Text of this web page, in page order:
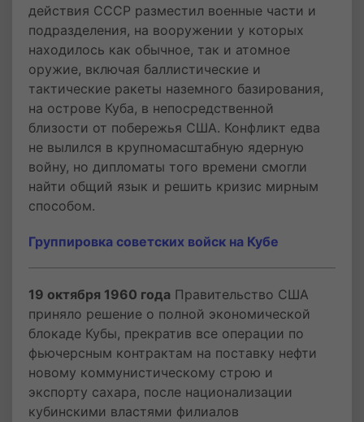
действия СССР разместил военные части и
подразделения, на вооружении у которых
находилось как обычное, так и атомное
оружие, включая баллистические и
тактические ракеты наземного базирования,
на острове Куба, в непосредственной
близости от побережья США. Конфликт едва
не вылился в крупномасштабную ядерную
войну, но дипломаты того времени смогли
найти общий язык и решить кризис мирным
способом.
Группировка советских войск на Кубе
19 октября 1960 года Правительство США
приняло решение о полной экономической
блокаде Кубы, прекратив все операции по
фьючерсным контрактам на поставку нефти
новому коммунистическому строю и
экспорту сахара, после национализации
кубинскими властями филиалов